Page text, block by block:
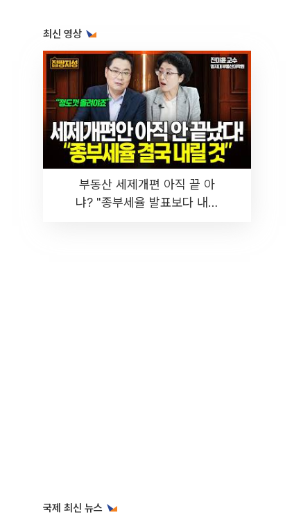
최신 영상
부동산 세제개편 아직 끝 아
냐? "종부세율 발표보다 내릴
국제 최신 뉴스